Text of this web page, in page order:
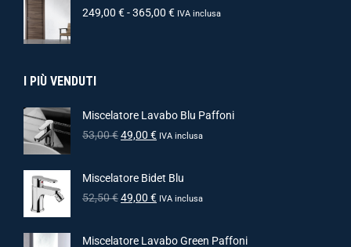
249,00 €-365,00 € IVA inclusa
I PIÙ VENDUTI
Miscelatore Lavabo Blu Paffoni
53,00€49,00 € IVA inclusa
Miscelatore Bidet Blu
52,50€49,00 € IVA inclusa
Miscelatore Lavabo Green Paffoni